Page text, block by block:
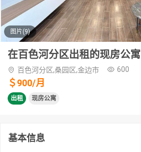
图片(9)
在百色河分区出租的现房公寓
百色河分区,桑园区,金边市 600
＄900/月
出租 现房公寓
基本信息